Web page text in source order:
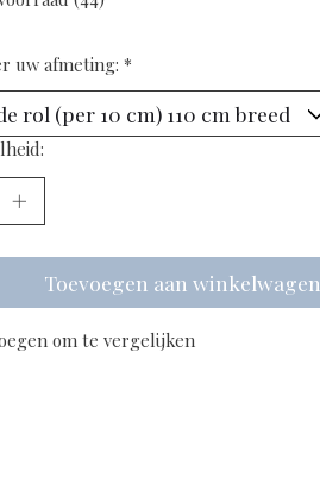
uw afmeting: *
Toevoegen aan winkelwagen
om te vergelijken